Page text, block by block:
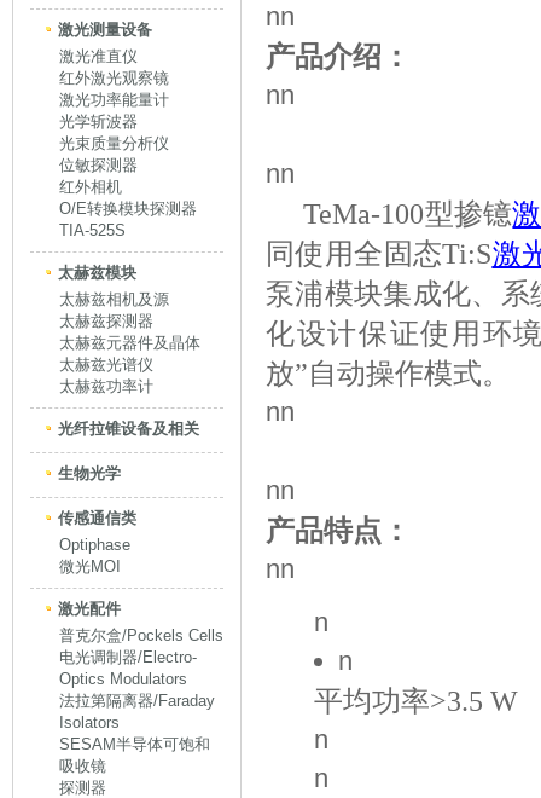
激光测量设备
激光准直仪
红外激光观察镜
激光功率能量计
光学斩波器
光束质量分析仪
位敏探测器
红外相机
O/E转换模块探测器
TIA-525S
太赫兹模块
太赫兹相机及源
太赫兹探测器
太赫兹元器件及晶体
太赫兹光谱仪
太赫兹功率计
光纤拉锥设备及相关
生物光学
传感通信类
Optiphase
微光MOI
激光配件
普克尔盒/Pockels Cells
电光调制器/Electro-
Optics Modulators
法拉第隔离器/Faraday
Isolators
SESAM半导体可饱和
吸收镜
探测器
nn
产品介绍：
nn
nn
TeMa-100型掺镱
同使用全固态Ti:S激
泵浦模块集成化、
化设计保证使用环
放”自动操作模式。
nn
nn
产品特点：
nn
n
n
平均功率>3.5 W
n
n